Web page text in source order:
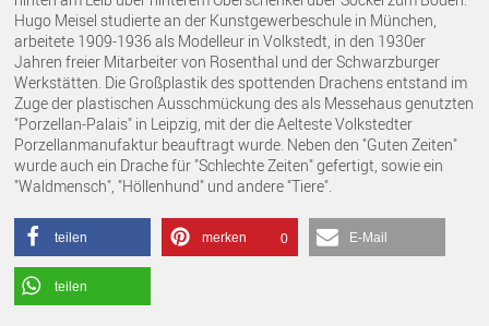
Hugo Meisel studierte an der Kunstgewerbeschule in München,
arbeitete 1909-1936 als Modelleur in Volkstedt, in den 1930er
Jahren freier Mitarbeiter von Rosenthal und der Schwarzburger
Werkstätten. Die Großplastik des spottenden Drachens entstand im
Zuge der plastischen Ausschmückung des als Messehaus genutzten
"Porzellan-Palais" in Leipzig, mit der die Aelteste Volkstedter
Porzellanmanufaktur beauftragt wurde. Neben den "Guten Zeiten"
wurde auch ein Drache für "Schlechte Zeiten" gefertigt, sowie ein
"Waldmensch", "Höllenhund" und andere "Tiere".
teilen merken 0 E-Mail
teilen